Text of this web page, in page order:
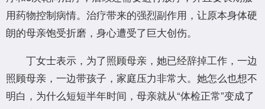
用药物控制病情。治疗带来的强烈副作用，让原本身体硬
朗的母亲饱受折磨，身心遭受了巨大创伤。
丁女士表示，为了照顾母亲，她已经辞掉工作，一边
照顾母亲，一边带孩子，家庭压力非常大。她怎么也想不
明白，为什么短短半年时间，母亲就从“体检正常”变成了